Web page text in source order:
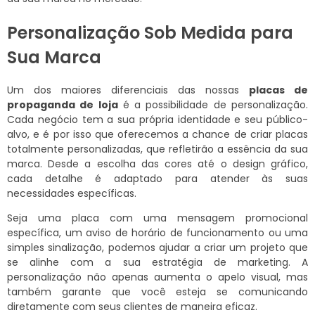
Personalização Sob Medida para
Sua Marca
Um dos maiores diferenciais das nossas placas de
propaganda de lojaé a possibilidade de personalização.
Cada negócio tem a sua própria identidade e seu público-
alvo, e é por isso que oferecemos a chance de criar placas
totalmente personalizadas, que refletirão a essência da sua
marca. Desde a escolha das cores até o design gráfico,
cada detalhe é adaptado para atender às suas
necessidades específicas.
Seja uma placa com uma mensagem promocional
específica, um aviso de horário de funcionamento ou uma
simples sinalização, podemos ajudar a criar um projeto que
se alinhe com a sua estratégia de marketing. A
personalização não apenas aumenta o apelo visual, mas
também garante que você esteja se comunicando
diretamente com seus clientes de maneira eficaz.